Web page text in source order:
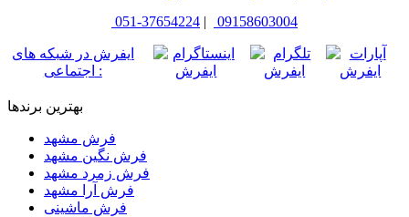
051-37654224 | 09158603004
ایفرش در شبکه های
اجتماعی :
بهترین برندها
فرش مشهد
فرش نگین مشهد
فرش زمرد مشهد
فرش آرا مشهد
فرش ماشینی